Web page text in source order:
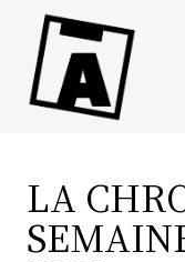
Direkt
Inhalt
wechseln
LA